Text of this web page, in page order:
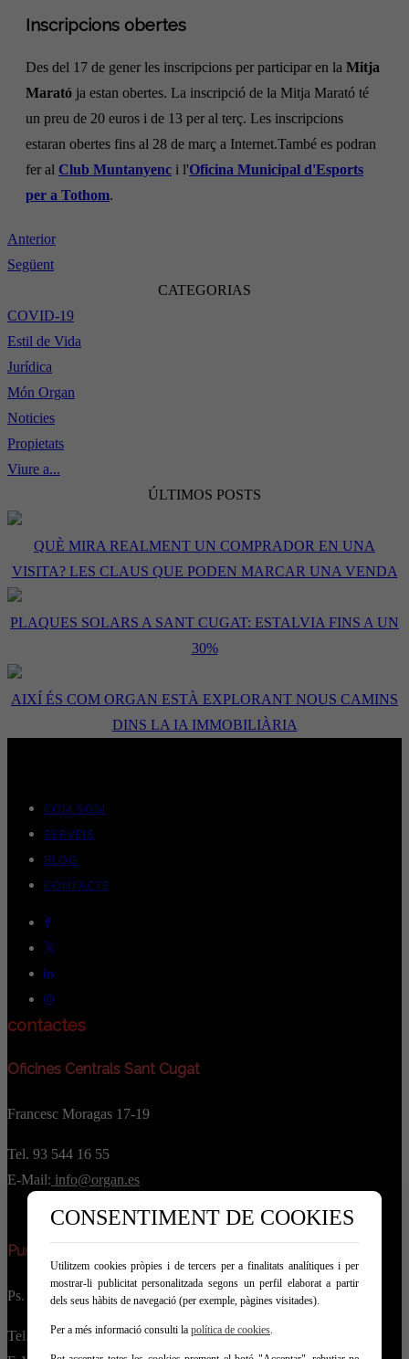
Inscripcions obertes
Des del 17 de gener les inscripcions per participar en la Mitja
Marató ja estan obertes. La inscripció de la Mitja Marató té
un preu de 20 euros i de 13 per al terç. Les inscripcions
estaran obertes fins al 28 de març a Internet.També es podran
fer al Club Muntanyenc i l'Oficina Municipal d'Esports
per a Tothom.
Anterior
Següent
CATEGORIAS
COVID-19
Estil de Vida
Jurídica
Món Organ
Noticies
Propietats
Viure a...
ÚLTIMOS POSTS
QUÈ MIRA REALMENT UN COMPRADOR EN UNA
VISITA? LES CLAUS QUE PODEN MARCAR UNA VENDA
PLAQUES SOLARS A SANT CUGAT: ESTALVIA FINS A UN
30%
AIXÍ ÉS COM ORGAN ESTÀ EXPLORANT NOUS CAMINS
DINS LA IA IMMOBILIÀRIA
COM SOM
SERVEIS
BLOG
CONTACTE
contactes
Oficines Centrals Sant Cugat
Francesc Moragas 17-19
Tel. 93 544 16 55
E-Mail: info@organ.es
Punt de Servei Rubi
Ps. de les Torres 47, Rubi
Tel. 93 544 16 55
CONSENTIMENT DE COOKIES
Utilitzem cookies pròpies i de tercers per a finalitats analítiques i per
mostrar-li publicitat personalitzada segons un perfil elaborat a partir
dels seus hàbits de navegació (per exemple, pàgines visitades).
Per a més informació consulti la política de cookies.